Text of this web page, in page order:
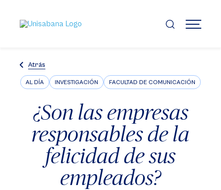
contenido
principal
MENÚ
Atrás
AL DÍA INVESTIGACIÓN FACULTAD DE COMUNICACIÓN
¿Son las empresas
responsables de la
felicidad de sus
empleados?